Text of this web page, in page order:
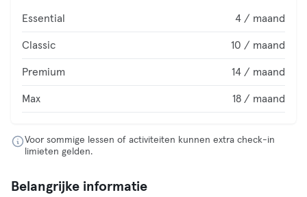
Essential 4 / maand
Classic 10 / maand
Premium 14 / maand
Max 18 / maand
Voor sommige lessen of activiteiten kunnen extra check-in
limieten gelden.
Belangrijke informatie